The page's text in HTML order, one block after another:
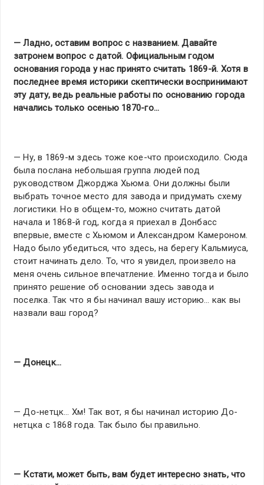
— Ладно, оставим вопрос с названием. Давайте
затронем вопрос с датой. Официальным годом
основания города у нас принято считать 1869-й. Хотя в
последнее время историки скептически воспринимают
эту дату, ведь реальные работы по основанию города
начались только осенью 1870-го…
— Ну, в 1869-м здесь тоже кое-что происходило. Cюда
была послана небольшая группа людей под
руководством Джорджа Хьюма. Они должны были
выбрать точное место для завода и придумать схему
логистики. Но в общем-то, можно считать датой
начала и 1868-й год, когда я приехал в Донбасс
впервые, вместе с Хьюмом и Александром Камероном.
Надо было убедиться, что здесь, на берегу Кальмиуса,
стоит начинать дело. То, что я увидел, произвело на
меня очень сильное впечатление. Именно тогда и было
принято решение об основании здесь завода и
поселка. Так что я бы начинал вашу историю… как вы
назвали ваш город?
— Донецк…
— До-нетцк… Хм! Так вот, я бы начинал историю До-
нетцка с 1868 года. Так было бы правильно.
— Кстати, может быть, вам будет интересно знать, что